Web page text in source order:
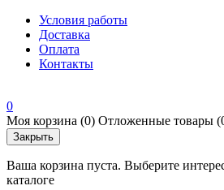
Условия работы
Доставка
Оплата
Контакты
0
Моя корзина (0) Отложенные товары
Закрыть
Ваша корзина пуста. Выберите
каталоге